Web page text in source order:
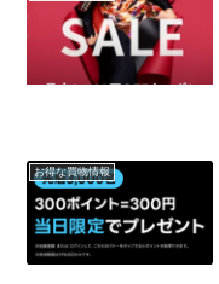
お得な買物情報